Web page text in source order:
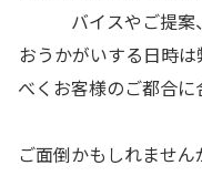
バイスやご提案
おうかがいする日時
べくお客様のご都合
ご面倒かもしれませ